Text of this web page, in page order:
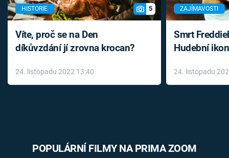
HISTORIE 5
Víte, proč se na Den
díkůvzdání jí zrovna krocan?
24. listopadu 2022 13:40
ZAJÍMAVOSTI
Smrt
Hudební
léky
24. listopadu
POPULÁRNÍ FILMY NA PRIMA ZOOM